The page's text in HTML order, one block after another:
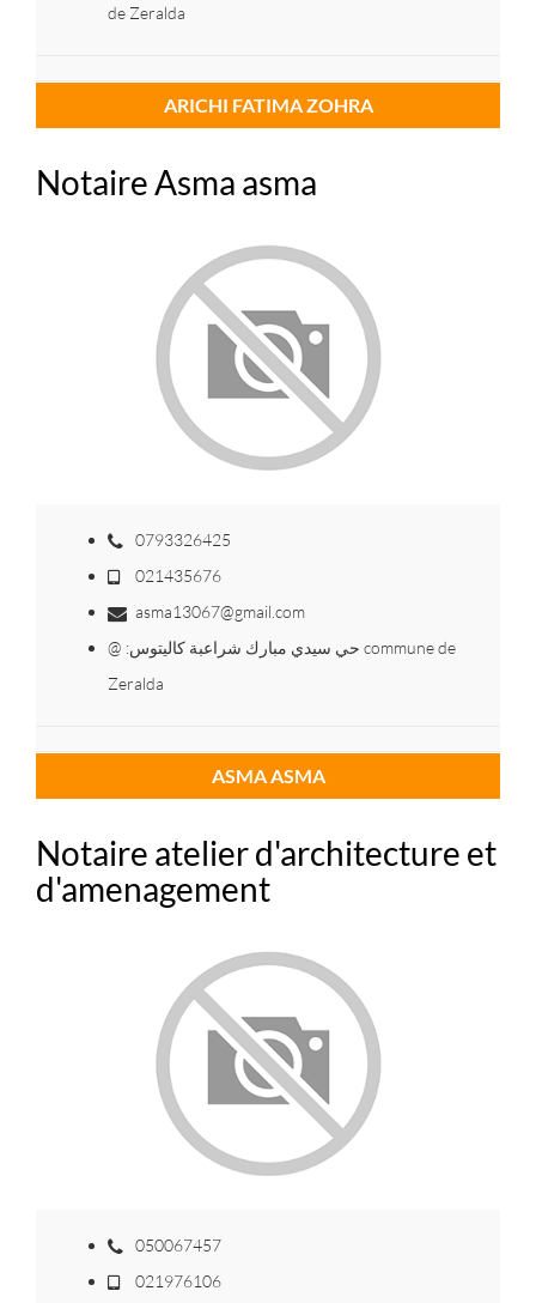
de Zeralda
ARICHI FATIMA ZOHRA
Notaire Asma asma
0793326425
021435676
asma13067@gmail.com
@ :حي سيدي مبارك شراعبة كاليتوس commune de
Zeralda
ASMA ASMA
Notaire atelier d'architecture et
d'amenagement
050067457
021976106